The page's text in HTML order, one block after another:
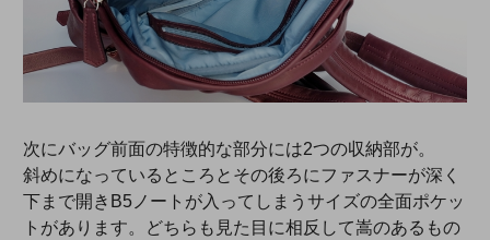
次にバッグ前面の特徴的な部分には2つの収納部が。
斜めになっているところとその後ろにファスナーが深く
下まで開きB5ノートが入ってしまうサイズの全面ポケッ
トがあります。どちらも見た目に相反して嵩のあるもの